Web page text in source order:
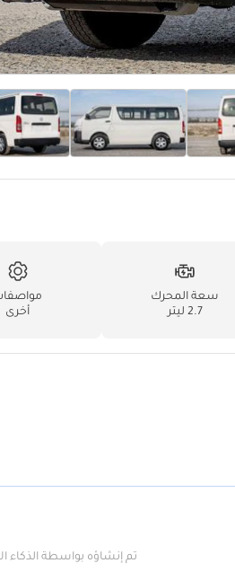
سعة المحرك
2.7 ليتر
أخرى
تم إنشاؤه بواسطة الذكاء